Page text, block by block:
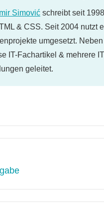
Simović schreibt seit
& CSS. Seit 2004 nutzt
umgesetzt.
IT-Fachartikel & mehrere
geleitet.